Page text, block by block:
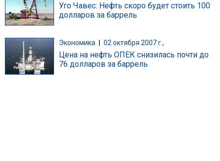
Уго Чавес: Нефть скоро будет стоить 100
долларов за баррель
Экономика 02 октября 2007 г.,
Цена на нефть ОПЕК снизилась почти до
76 долларов за баррель